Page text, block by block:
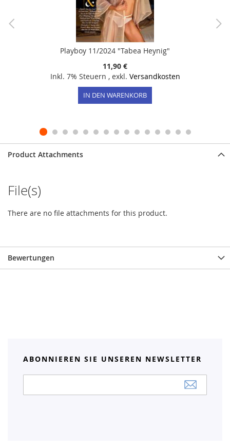
Playboy 11/2024 "Tabea Heynig"
11,90 €
Inkl. 7% Steuern , exkl. Versandkosten
IN DEN WARENKORB
Product Attachments
File(s)
There are no file attachments for this product.
Bewertungen
ABONNIEREN SIE UNSEREN NEWSLETTER
Newsletter: